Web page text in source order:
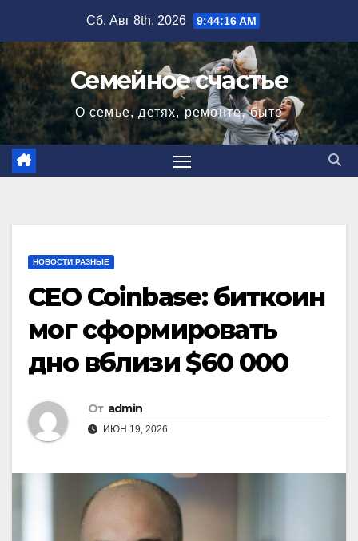
содержимому
Сб. Авг 8th, 2026 9:44:17 AM
Семейное счастье
О семье, детях, ремонте, быте
НОВОСТИ РАЗНЫЕ
CEO Coinbase: биткоин
мог сформировать
дно вблизи $60 000
От admin
ИЮН 19, 2026